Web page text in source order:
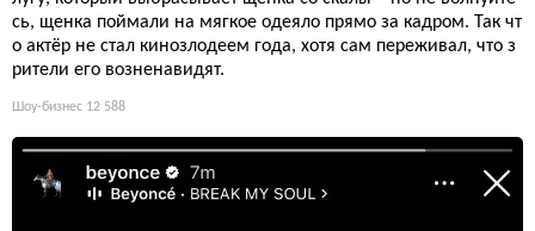
сь, щенка поймали на мягкое одеяло прямо за кадром. Так чт
о актёр не стал кинозлодеем года, хотя сам переживал, что з
рители его возненавидят.
Шоу-бизнес 12 588